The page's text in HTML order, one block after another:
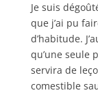
Je suis
que j’ai pu
d’habitude.
qu’une seule
servira de
comestible